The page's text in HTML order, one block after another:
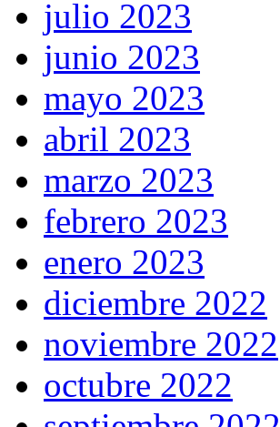
julio 2023
junio 2023
mayo 2023
abril 2023
marzo 2023
febrero 2023
enero 2023
diciembre 2022
noviembre 2022
octubre 2022